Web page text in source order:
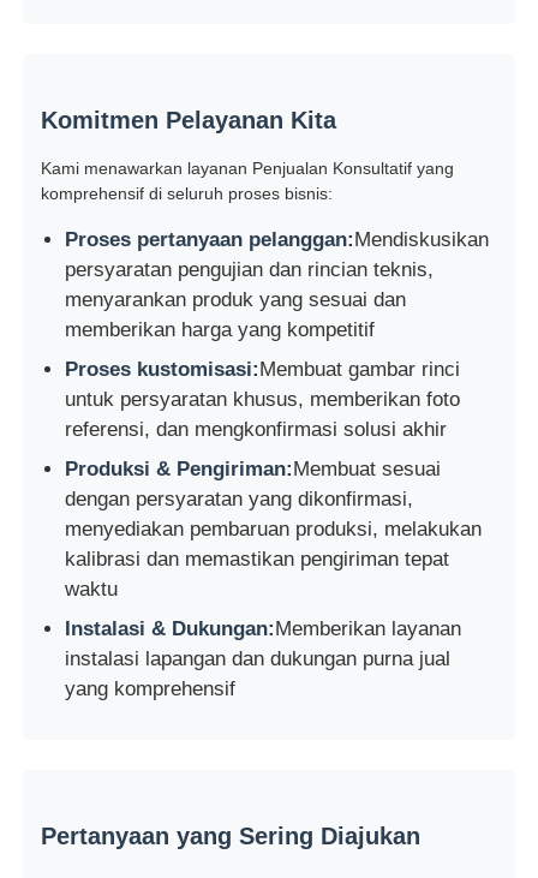
Komitmen Pelayanan Kita
Kami menawarkan layanan Penjualan Konsultatif yang
komprehensif di seluruh proses bisnis:
Proses pertanyaan pelanggan:Mendiskusikan
persyaratan pengujian dan rincian teknis,
menyarankan produk yang sesuai dan
memberikan harga yang kompetitif
Proses kustomisasi:Membuat gambar rinci
untuk persyaratan khusus, memberikan foto
referensi, dan mengkonfirmasi solusi akhir
Produksi & Pengiriman:Membuat sesuai
dengan persyaratan yang dikonfirmasi,
menyediakan pembaruan produksi, melakukan
kalibrasi dan memastikan pengiriman tepat
waktu
Instalasi & Dukungan:Memberikan layanan
instalasi lapangan dan dukungan purna jual
yang komprehensif
Pertanyaan yang Sering Diajukan